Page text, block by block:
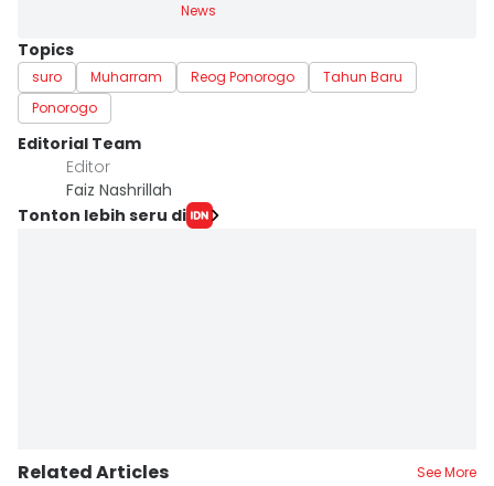
News
Topics
suro Muharram Reog Ponorogo
Tahun Baru
Ponorogo
Editorial Team
Editor
Faiz Nashrillah
Tonton lebih seru di
Related Articles See More